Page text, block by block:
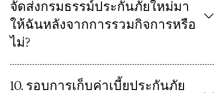
จัดส่งกรมธรรม์ประกันภัยใหม่มา
ให้ฉันหลังจากการรวมกิจการหรือ
ไม่?
10. รอบการเก็บค่าเบี้ยประกันภัย